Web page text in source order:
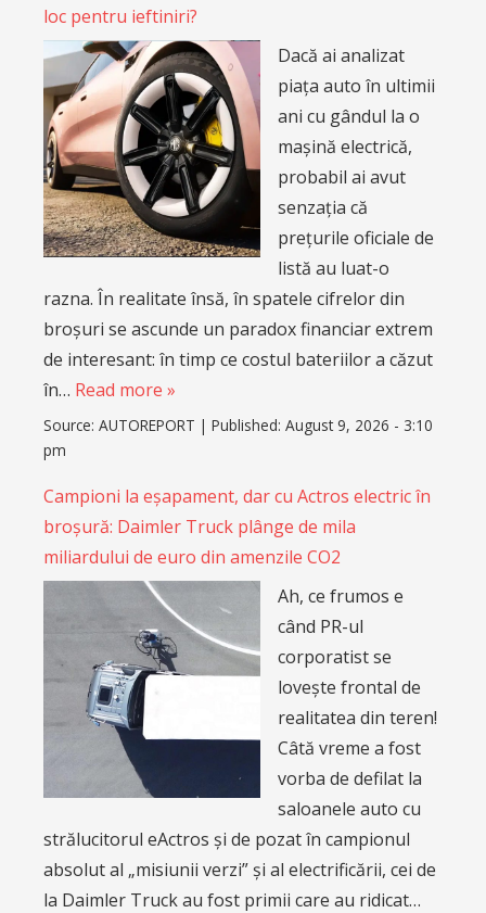
loc pentru ieftiniri?
Dacă ai analizat
piața auto în ultimii
ani cu gândul la o
mașină electrică,
probabil ai avut
senzația că
prețurile oficiale de
listă au luat-o
razna. În realitate însă, în spatele cifrelor din
broșuri se ascunde un paradox financiar extrem
de interesant: în timp ce costul bateriilor a căzut
în… Read more »
Source: AUTOREPORT | Published: August 9, 2026 - 3:10
pm
Campioni la eșapament, dar cu Actros electric în
broșură: Daimler Truck plânge de mila
miliardului de euro din amenzile CO2
Ah, ce frumos e
când PR-ul
corporatist se
lovește frontal de
realitatea din teren!
Câtă vreme a fost
vorba de defilat la
saloanele auto cu
strălucitorul eActros și de pozat în campionul
absolut al „misiunii verzi” și al electrificării, cei de
la Daimler Truck au fost primii care au ridicat…